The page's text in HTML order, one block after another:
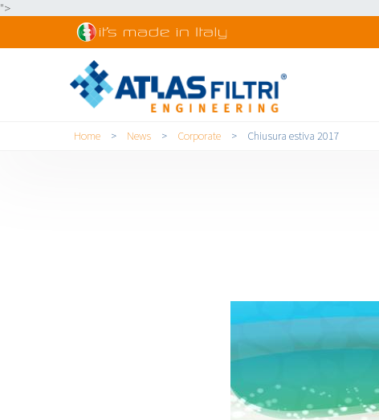
">
Tu sei qui
Home > News > Corporate > Chiusura estiva 2017